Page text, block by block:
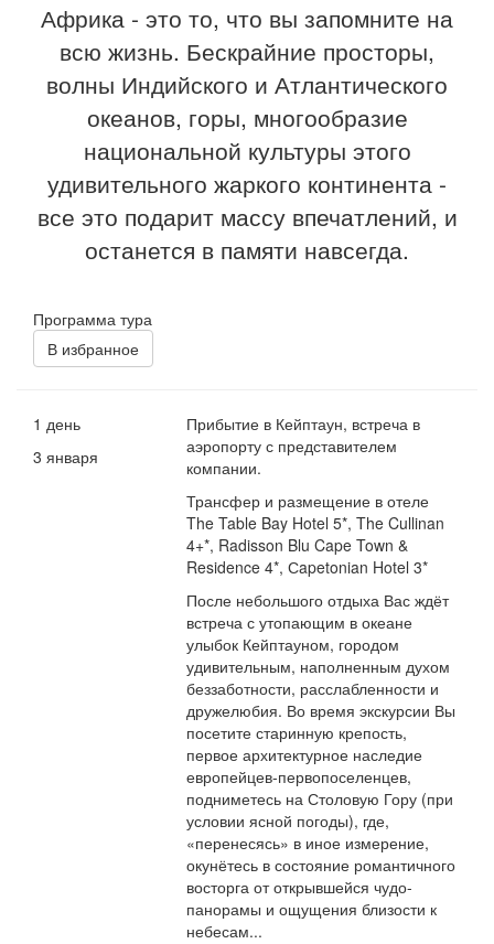
Африка - это то, что вы запомните на
всю жизнь. Бескрайние просторы,
волны Индийского и Атлантического
океанов, горы, многообразие
национальной культуры этого
удивительного жаркого континента -
все это подарит массу впечатлений, и
останется в памяти навсегда.
Программа тура
В избранное
1 день
3 января
Прибытие в Кейптаун, встреча в
аэропорту с представителем
компании.
Трансфер и размещение в отеле
The Table Bay Hotel 5*, The Cullinan
4+*, Radisson Blu Cape Town &
Residence 4*, Сapetonian Hotel 3*
После небольшого отдыха Вас ждёт
встреча с утопающим в океане
улыбок Кейптауном, городом
удивительным, наполненным духом
беззаботности, расслабленности и
дружелюбия. Во время экскурсии Вы
посетите старинную крепость,
первое архитектурное наследие
европейцев-первопоселенцев,
подниметесь на Столовую Гору (при
условии ясной погоды), где,
«перенесясь» в иное измерение,
окунётесь в состояние романтичного
восторга от открывшейся чудо-
панорамы и ощущения близости к
небесам...